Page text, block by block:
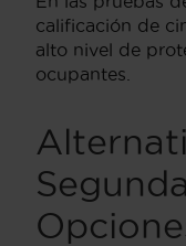
calificación de
alto nivel de
ocupantes.